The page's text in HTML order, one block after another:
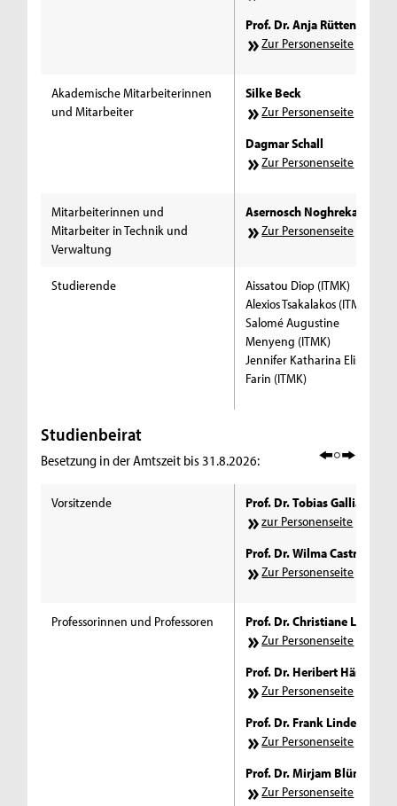
Prof. Dr. Anja Rütten
Zur Personenseite
Akademische Mitarbeiterinnen
und Mitarbeiter
Silke Beck
Zur Personenseite
Dagmar Schall
Zur Personenseite
Mitarbeiterinnen und
Mitarbeiter in Technik und
Verwaltung
Asernosch Noghrekar
Zur Personenseite
Studierende
Aissatou Diop (ITMK)
Alexios Tsakalakos (ITMK)
Salomé Augustine
Menyeng (ITMK)
Jennifer Katharina Elisabeth
Farin (ITMK)
Studienbeirat
Besetzung in der Amtszeit bis 31.8.2026:
Vorsitzende
Prof. Dr. Tobias Galliat
zur Personenseite
Prof. Dr. Wilma Castro-
Zur Personenseite
Professorinnen und Professoren
Prof. Dr. Christiane
Zur Personenseite
Prof. Dr. Heribert Härtinger
Zur Personenseite
Prof. Dr. Frank Linde
Zur Personenseite
Prof. Dr. Mirjam Blümm
Zur Personenseite